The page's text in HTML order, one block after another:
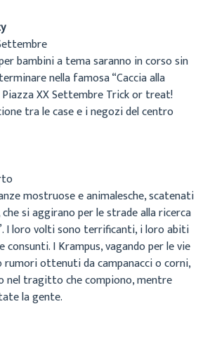
bambini a tema saranno in corso sin
nella famosa “Caccia alla
Piazza XX Settembre Trick or treat!
tra le case e i negozi del centro
mostruose e animalesche, scatenati
si aggirano per le strade alla ricerca
I loro volti sono terrificanti, i loro abiti
consunti. I Krampus, vagando per le vie
rumori ottenuti da campanacci o corni,
nel tragitto che compiono, mentre
la gente.